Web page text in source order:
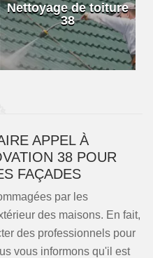
Nettoyage de toiture
38
APPEL À
38 POUR
FAÇADES
par les
des maisons. En fait,
des professionnels pour
vous informons qu'il est